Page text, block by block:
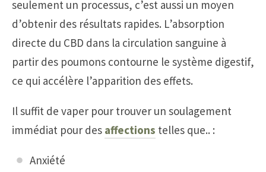
seulement un processus, c’est aussi un moyen
d’obtenir des résultats rapides. L’absorption
directe du CBD dans la circulation sanguine à
partir des poumons contourne le système digestif,
ce qui accélère l’apparition des effets.
Il suffit de vaper pour trouver un soulagement
immédiat pour des affections telles que.. :
Anxiété